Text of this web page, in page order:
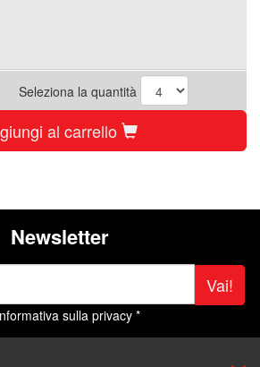
Seleziona la quantità
al carrello
Newsletter
Vai!
sulla privacy *